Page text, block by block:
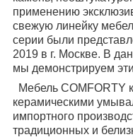
применению
свежую линейку
серии были
2019 в г. Москве. В
мы демонстрируем
Мебель COMFORTY
керамическими
импортного
традиционных и